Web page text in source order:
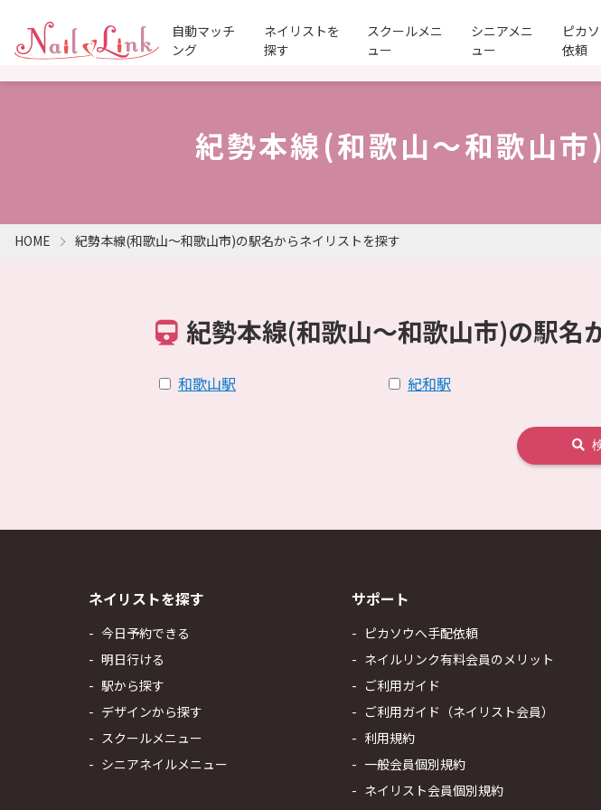
自動マッチ
ング
ネイリストを
探す
スクールメニ
ュー
シニアメニ
ュー
ピカ
依頼
紀勢本線(和歌山～和歌山
HOME 紀勢本線(和歌山～和歌山市)の駅名からネイリストを探す
紀勢本線(和歌山～和歌山市)の駅名
和歌山駅 紀和駅
ネイリストを探す
今日予約できる
明日行ける
駅から探す
デザインから探す
スクールメニュー
シニアネイルメニュー
サポート
ピカソウへ手配依頼
ネイルリンク有料会員のメリット
ご利用ガイド
ご利用ガイド（ネイリスト会員）
利用規約
一般会員個別規約
ネイリスト会員個別規約